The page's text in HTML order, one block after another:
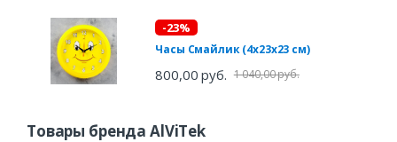
-23%
Часы Смайлик (4х23х23 см)
800,00 руб. 1 040,00 руб.
Товары бренда AlViTek